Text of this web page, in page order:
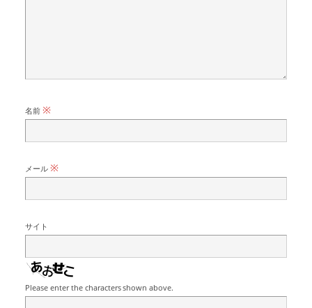
名前 ※
メール ※
サイト
Please enter the characters shown above.